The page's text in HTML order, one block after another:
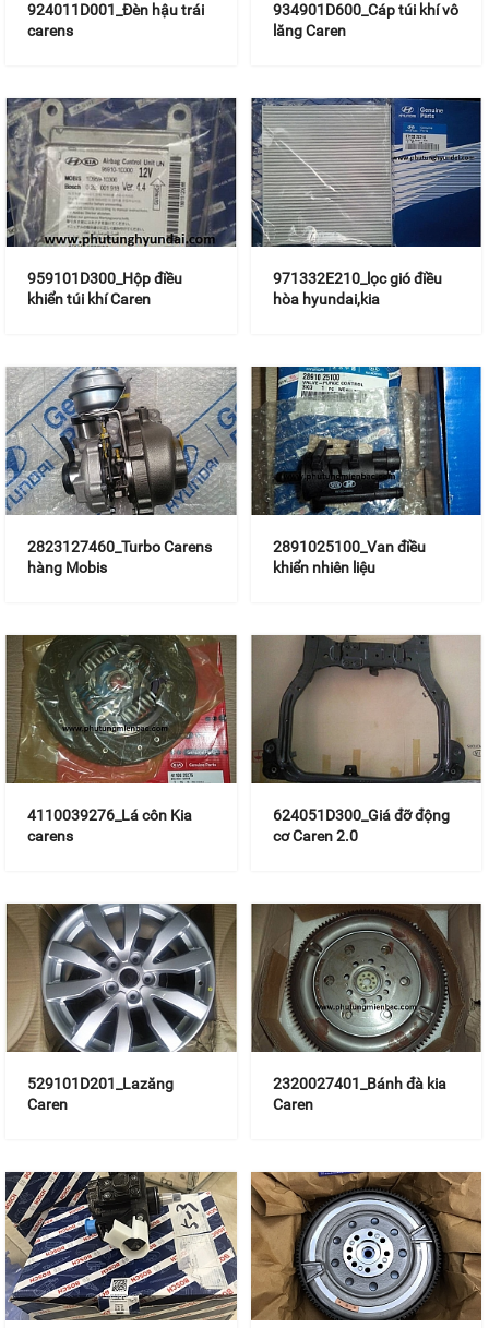
924011D001_Đèn hậu trái
carens
934901D600_Cáp túi khí vô
lăng Caren
959101D300_Hộp điều
khiển túi khí Caren
971332E210_lọc gió điều
hòa hyundai,kia
2823127460_Turbo Carens
hàng Mobis
2891025100_Van điều
khiển nhiên liệu
4110039276_Lá côn Kia
carens
624051D300_Giá đỡ động
cơ Caren 2.0
529101D201_Lazăng
Caren
2320027401_Bánh đà kia
Caren